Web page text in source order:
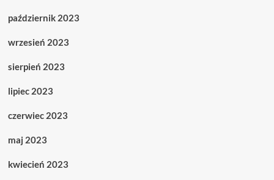
październik 2023
wrzesień 2023
sierpień 2023
lipiec 2023
czerwiec 2023
maj 2023
kwiecień 2023